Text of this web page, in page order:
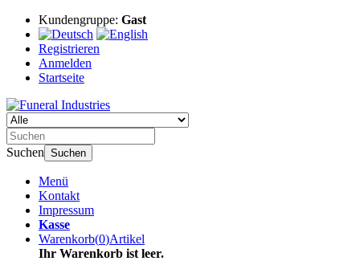
Kundengruppe: Gast
Registrieren
Anmelden
Startseite
Suchen Suchen
Menü
Kontakt
Impressum
Kasse
Warenkorb(0)Artikel
Ihr Warenkorb ist leer.